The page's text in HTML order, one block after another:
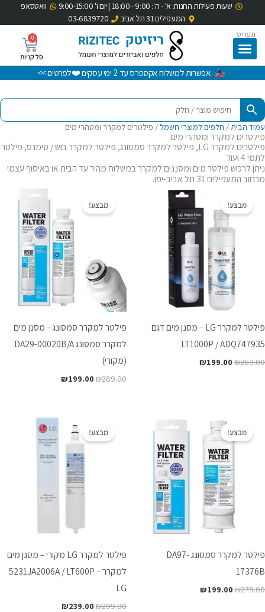
לתוכן
שעות פעילות החנות: א׳ - ה׳: 9:00 - 18:00 | יום ו' 9:00-15:00
וואטסאפ
המעפילים 31 תל אביב
03-6839720
תפריט 0
עגלת
קניות
אפשרות למשלוח אקספרס עד 2 ימי עסקים ❤️לפרטים >>
עמוד הבית / חלפים למוצרי חשמל/ פילטרים למקרר ומטהרי מים
פילטרים למקרר ומטהרי מים
פילטרים למקרר LG, פילטר למקרר סמסונג, פילטר למקרר בוש / סימנס, פילטר
לתמי 4 ועוד.
ניתן לרכוש פילטר מים ומסננים למקרר במשלוח מהיר עד הבית או באיסוף עצמי
מרחוב המעפילים 31 תל אביב-יפו.
מבצע!
פילטר למקרר LG – מסנן מים דגם
LT1000P / ADQ747935
₪269.00
המקורי
היה:
₪269.00.
₪199.00
המחיר
הנוכחי
הוא:
₪199.00.
מבצע!
פילטר למקרר סמסונג – מסנן מים
למקרר סמסונג DA29-00020B/A
(מקורי)
₪289.00
המקורי
היה:
₪289.00.
₪199.00
המחיר
הנוכחי
הוא:
₪199.00.
מבצע!
פילטר למקרר סמסונג DA97-
17376B
₪279.00
המקורי
היה:
₪279.00.
₪199.00
הנוכחי
₪199.00.
מבצע!
פילטר למקרר LG מקורי – מסנן מים
למקרר 5231JA2006A / LT600P –
LG
₪299.00
המקורי
היה:
₪239.00
המחיר
הנוכחי
הוא:
₪239.00.